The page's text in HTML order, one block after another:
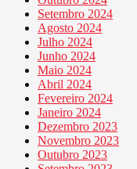
Setembro 2024
Agosto 2024
Julho 2024
Junho 2024
Maio 2024
Abril 2024
Fevereiro 2024
Janeiro 2024
Dezembro 2023
Novembro 2023
Outubro 2023